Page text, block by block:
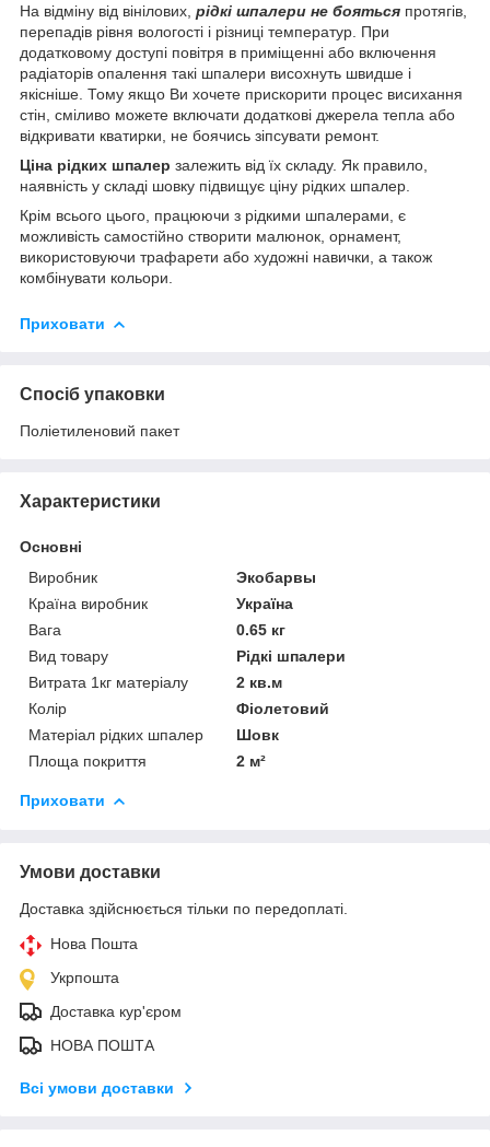
На відміну від вінілових, рідкі шпалери не бояться протягів,
перепадів рівня вологості і різниці температур. При
додатковому доступі повітря в приміщенні або включення
радіаторів опалення такі шпалери висохнуть швидше і
якісніше. Тому якщо Ви хочете прискорити процес висихання
стін, сміливо можете включати додаткові джерела тепла або
відкривати кватирки, не боячись зіпсувати ремонт.
Ціна рідких шпалер залежить від їх складу. Як правило,
наявність у складі шовку підвищує ціну рідких шпалер.
Крім всього цього, працюючи з рідкими шпалерами, є
можливість самостійно створити малюнок, орнамент,
використовуючи трафарети або художні навички, а також
комбінувати кольори.
Приховати
Спосіб упаковки
Поліетиленовий пакет
Характеристики
Основні
Виробник
Экобарвы
Країна виробник
Україна
Вага
0.65 кг
Вид товару
Рідкі шпалери
Витрата 1кг матеріалу
2 кв.м
Колір
Фіолетовий
Матеріал рідких шпалер
Шовк
Площа покриття
2 м²
Приховати
Умови доставки
Доставка здійснюється тільки по передоплаті.
Нова Пошта
Укрпошта
Доставка кур'єром
НОВА ПОШТА
Всі умови доставки